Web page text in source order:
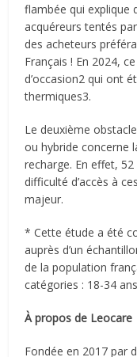
flambée qui explique
acquéreurs tentés
des acheteurs
Français ! En 2024,
d’occasion2 qui ont
thermiques3.
Le deuxième
ou hybride concerne
recharge. En effet,
difficulté d’accès à
majeur.
* Cette étude a été
auprès d’un
de la population
catégories : 18-34
À propos de Leocare
Fondée en 2017 par